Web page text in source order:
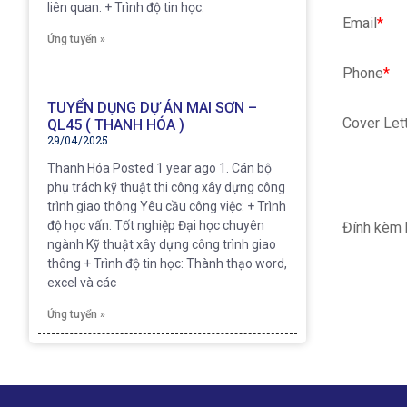
liên quan. + Trình độ tin học:
Ứng tuyển »
TUYỂN DỤNG DỰ ÁN MAI SƠN –
QL45 ( THANH HÓA )
29/04/2025
Thanh Hóa Posted 1 year ago 1. Cán bộ
phụ trách kỹ thuật thi công xây dựng công
trình giao thông Yêu cầu công việc: + Trình
độ học vấn: Tốt nghiệp Đại học chuyên
ngành Kỹ thuật xây dựng công trình giao
thông + Trình độ tin học: Thành thạo word,
excel và các
Ứng tuyển »
Email*
Phone*
Cover
Đính kèm